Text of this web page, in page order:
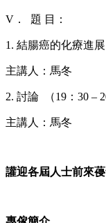
V． 題 目：
1. 結腸癌的化療進展
主講人：馬冬
2. 討論 （19：30 –
主講人：馬冬
讙迎各屆人士前來